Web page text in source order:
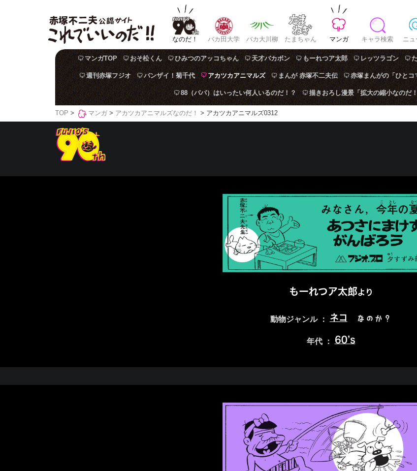
なのだ！ バカ田大学 バカ大川柳 たまちゃん マンガ キャラ検索 ニュ
マンガTOP おそ松くん ひみつのアッコちゃん 天才バカボン もーれつア太郎 レッツラゴン
週刊赤塚フジオ バンザイ！菊千代 アカツカアニマルズ まんが 赤塚不二夫伝 赤塚まんがの「ひとコ
88（パパ）はいったい何人いるのだ！？ 描きおろし漫景「拡大の縮小なのだ
TOP > マンガ > アカツカアニマルズなのだ！ > アカツカアニマルズ0312
もーれつア太郎より
動物ジャンル ： ネコ なのか？
年代 ： 60’s